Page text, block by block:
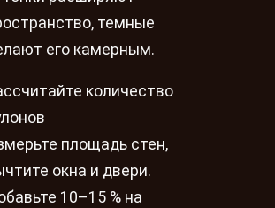
темные
его камерным.
количество
площадь стен,
окна и двери.
10–15 % на